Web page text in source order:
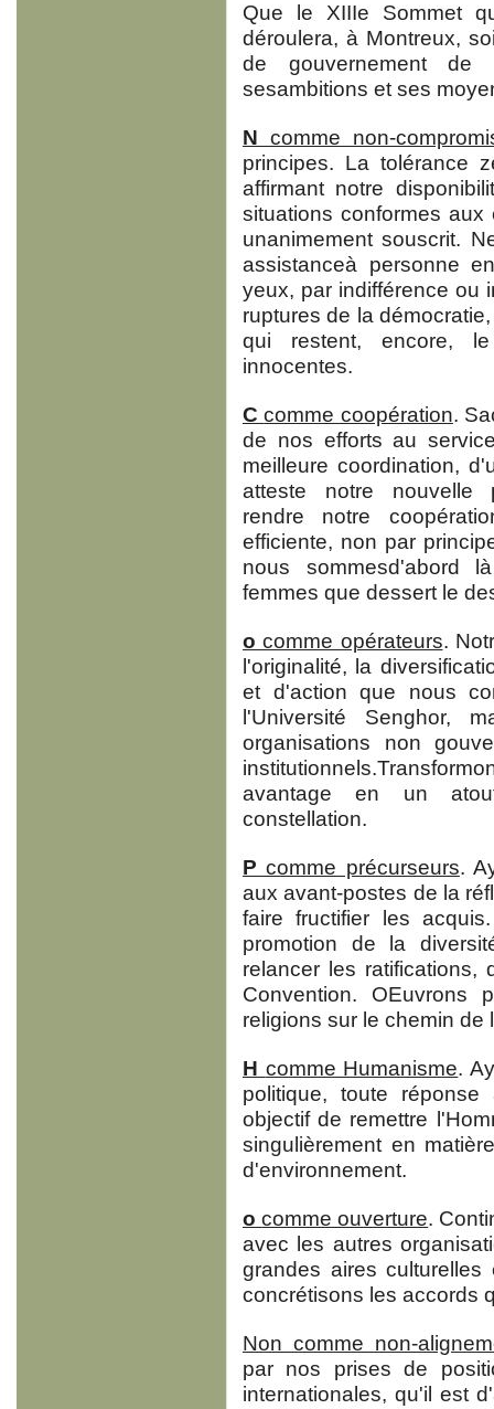
Que le XIIIe Sommet
déroulera, à Montreux,
de gouvernement de
sesambitions et ses
N comme non-
principes. La tolérance
affirmant notre
situations conformes
unanimement souscrit.
assistanceà personne
yeux, par indifférence ou
ruptures de la
qui restent, encore,
innocentes.
Ccomme coopération.
de nos efforts au
meilleure coordination,
atteste notre nouvelle
rendre notre
efficiente, non par
nous sommesd'abord
femmes que dessert le
o comme opérateurs.
l'originalité, la
et d'action que nous
l'Université Senghor,
organisations non
avantage en un
constellation.
P comme précurseurs.
aux avant-postes de la
faire fructifier les
promotion de la
relancer les
Convention. OEuvrons
religions sur le chemin
H comme Humanisme.
politique, toute
objectif de remettre
singulièrement en
d'environnement.
ocomme ouverture.
avec les autres
grandes aires culturelles
concrétisons les accords
Non comme non-
par nos prises de
internationales, qu'il est